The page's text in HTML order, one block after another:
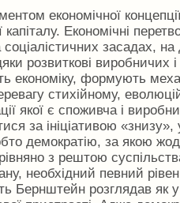
економічної
Економічні
соціалістичних засадах,
розвиткові виробни­чих
економіку, формують
стихійному,
якої є споживча і
за ініціативою
демократію, за якою
з рештою
необхідний певний
Бернштейн розгля­дав як